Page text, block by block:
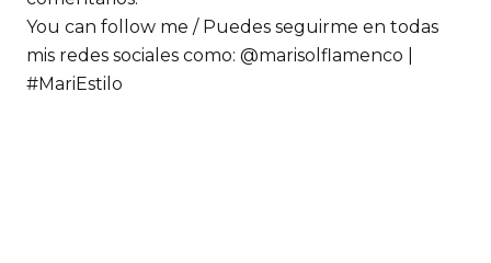
You can follow me / Puedes seguirme en todas
mis redes sociales como: @marisolflamenco |
#MariEstilo